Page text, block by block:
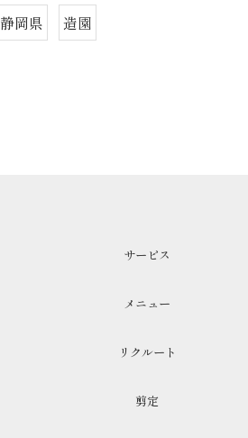
静岡県 造園
サービス
メニュー
リクルート
剪定